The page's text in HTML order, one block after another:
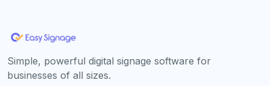
Simple, powerful digital signage software for
businesses of all sizes.